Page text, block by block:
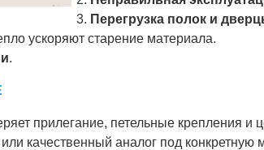
Перегрузка полок и
ускоряют старение материала.
.
прилегание, петельные крепления и
качественный аналог под конкретную